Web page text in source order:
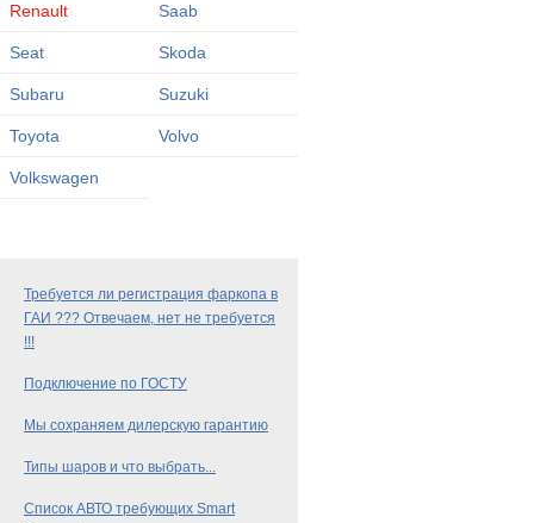
Renault Saab
Seat Skoda
Subaru Suzuki
Toyota Volvo
Volkswagen
Требуется ли регистрация фаркопа в
ГАИ ??? Отвечаем, нет не требуется
!!!
Подключение по ГОСТУ
Мы сохраняем дилерскую гарантию
Типы шаров и что выбрать...
Список АВТО требующих Smart